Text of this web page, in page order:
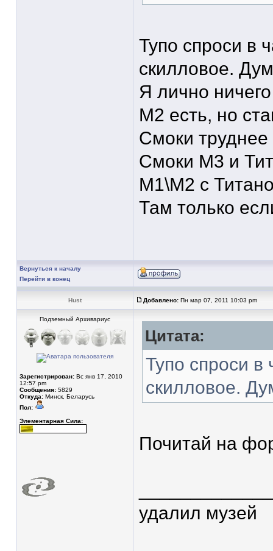
Тупо спроси в
скилловое.
Я лично
М2 есть, но
Смоки
Смоки М3 и
М1\М2 с
Там только
Вернуться к началу
Перейти в конец
Hust Добавлено: Пн мар 07, 2011 10:03 pm
Подземный Архивариус
Зарегистрирован: Вс янв 17, 2010
12:57 pm
Сообщения: 5829
Откуда: Минск, Беларусь
Пол:
Элементарная Сила:
Цитата:
Тупо спроси в
скилловое.
Почитай на
удалил музей